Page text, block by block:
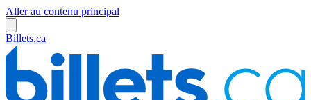
Aller au contenu principal
Billets.ca